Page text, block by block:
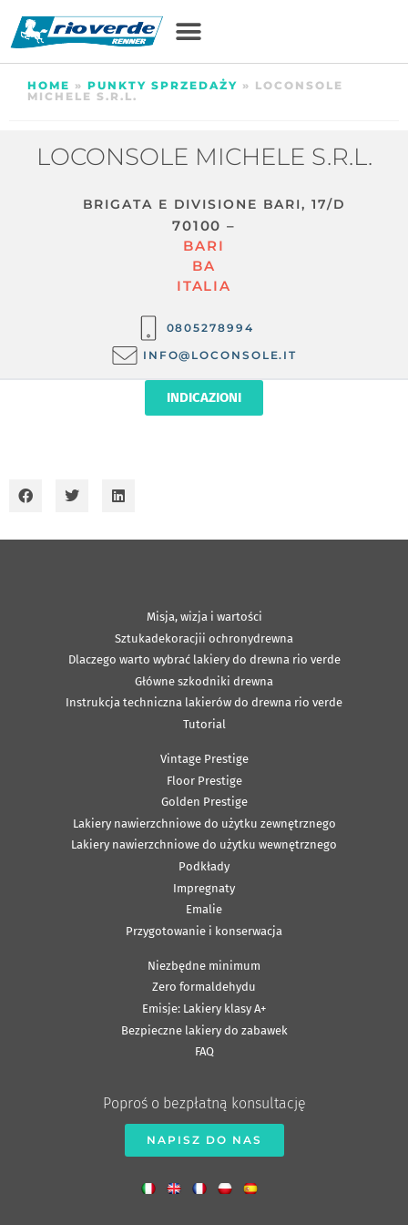
HOME » PUNKTY SPRZEDAŻY » LOCONSOLE
MICHELE S.R.L.
LOCONSOLE MICHELE S.R.L.
BRIGATA E DIVISIONE BARI, 17/D
70100 –
BARI
BA
ITALIA
0805278994
INFO@LOCONSOLE.IT
INDICAZIONI
Misja, wizja i wartości
Sztukadekoracjii ochronydrewna
Dlaczego warto wybrać lakiery do drewna rio verde
Główne szkodniki drewna
Instrukcja techniczna lakierów do drewna rio verde
Tutorial
Vintage Prestige
Floor Prestige
Golden Prestige
Lakiery nawierzchniowe do użytku zewnętrznego
Lakiery nawierzchniowe do użytku wewnętrznego
Podkłady
Impregnaty
Emalie
Przygotowanie i konserwacja
Niezbędne minimum
Zero formaldehydu
Emisje: Lakiery klasy A+
Bezpieczne lakiery do zabawek
FAQ
Poproś o bezpłatną konsultację
NAPISZ DO NAS